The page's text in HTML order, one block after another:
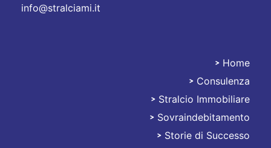
info@stralciami.it
Home
Consulenza
Stralcio Immobiliare
Sovraindebitamento
Storie di Successo